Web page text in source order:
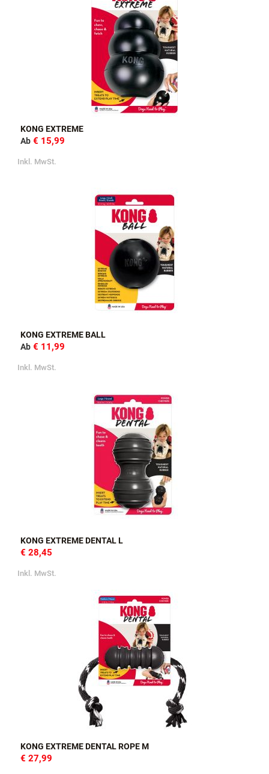
KONG EXTREME
Ab € 15,99
Inkl. MwSt.
KONG EXTREME BALL
Ab € 11,99
Inkl. MwSt.
KONG EXTREME DENTAL L
€ 28,45
Inkl. MwSt.
KONG EXTREME DENTAL ROPE M
€ 27,99